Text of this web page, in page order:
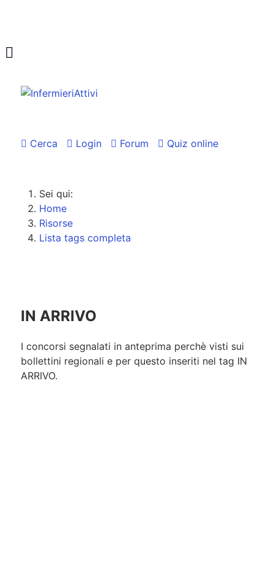
Cerca Login Forum Quiz online
Sei qui:
Home
Risorse
Lista tags completa
IN ARRIVO
I concorsi segnalati in anteprima perchè visti sui
bollettini regionali e per questo inseriti nel tag IN
ARRIVO.